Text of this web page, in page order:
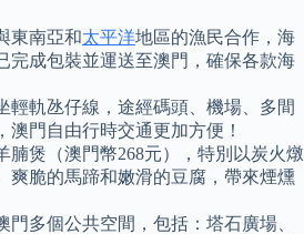
東南亞和太平洋地區的漁民合作，海
完成包裝並運送至澳門，確保各款海
輕軌氹仔線，途經碼頭、機場、多間
澳門自由行時交通更加方便！
腩煲（澳門幣268元），特別以炭火燉
爽脆的馬蹄和嫩滑的豆腐，帶來煙燻
門多個公共空間，包括：塔石廣場、